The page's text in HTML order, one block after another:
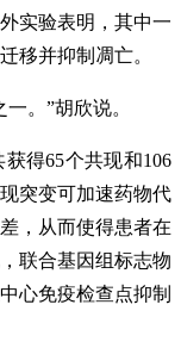
实验表明，其中一
移并抑制凋亡。
。”胡欣说。
得65个共现和106
突变可加速药物代
，从而使得患者在
联合基因组标志物
心免疫检查点抑制